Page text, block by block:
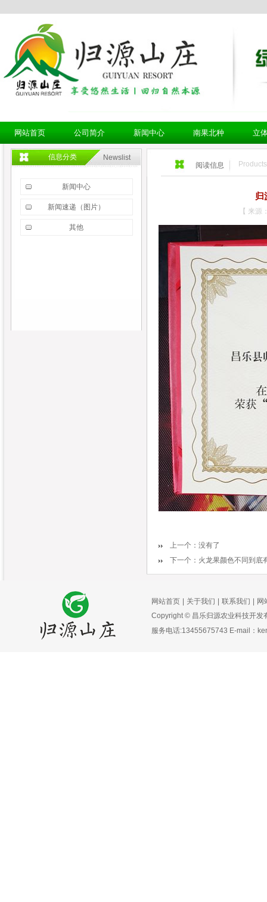
网站首页
网站首页
公司简介
公司简介
新闻中心 南果北种 立
信息分类 Newslist
新闻中心
新闻速递（图片）
其他
阅读信息 Products
归
【 来
上一个：没有了
下一个： 火龙果颜色不同到底
网站首页 关于我们 联系我们
网
Copyright © 昌乐归源农业科技开发
服务电话:13455675743 E-mail：